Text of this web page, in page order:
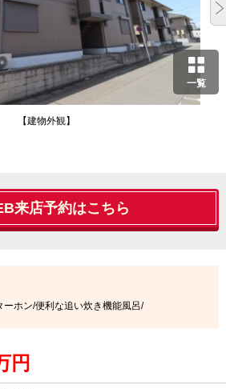
一覧
【建物外観】
来店予約はこちら
ホン/便利な追い炊き機能風呂/
円